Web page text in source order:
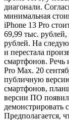
диагонали.
минимальная
iPhone 13 Pro
69,99 тыс.
рублей. На
и перестала
смартфонов. Речь
Pro Max. 20
публичную
смартфонов,
версии ПО
демонстрировать
Предполагается,